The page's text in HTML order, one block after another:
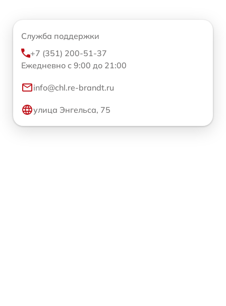
Служба поддержки
+7 (351) 200-51-37
Ежедневно с 9:00 до 21:00
info@chl.re-brandt.ru
улица Энгельса, 75